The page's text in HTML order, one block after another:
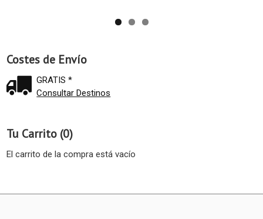
Costes de Envío
GRATIS *
Consultar Destinos
Tu Carrito (0)
El carrito de la compra está vacío